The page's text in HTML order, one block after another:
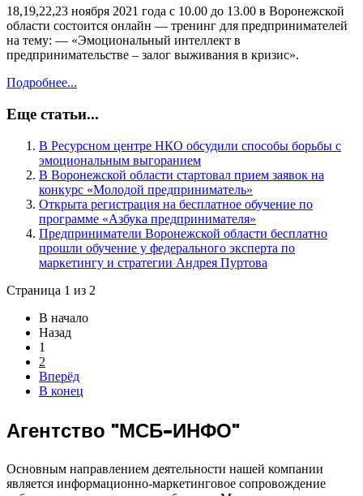
18,19,22,23 ноября 2021 года с 10.00 до 13.00 в Воронежской
области состоится онлайн — тренинг для предпринимателей
на тему: — «Эмоциональный интеллект в
предпринимательстве – залог выживания в кризис».
Подробнее...
Еще статьи...
В Ресурсном центре НКО обсудили способы борьбы с
эмоциональным выгоранием
В Воронежской области стартовал прием заявок на
конкурс «Молодой предприниматель»
Открыта регистрация на бесплатное обучение по
программе «Азбука предпринимателя»
Предприниматели Воронежской области бесплатно
прошли обучение у федерального эксперта по
маркетингу и стратегии Андрея Пуртова
Страница 1 из 2
В начало
Назад
1
2
Вперёд
В конец
Агентство "МСБ-ИНФО"
Основным направлением деятельности нашей компании
является информационно-маркетинговое сопровождение